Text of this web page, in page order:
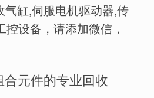
缸,伺服电机驱动器,传
控设备，请添加微信，
元件的专业回收